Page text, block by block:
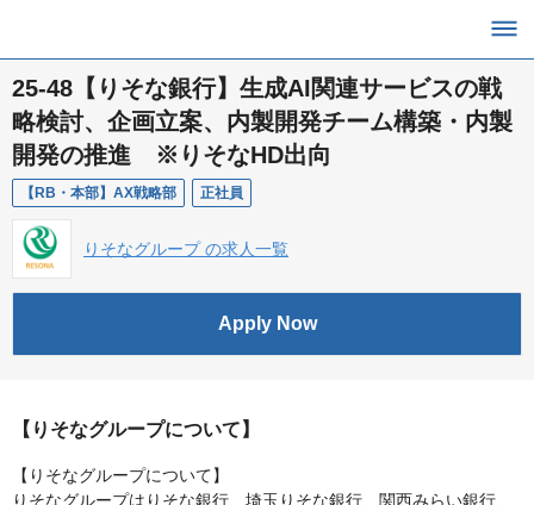
25-48【りそな銀行】生成AI関連サービスの戦
略検討、企画立案、内製開発チーム構築・内製
開発の推進 ※りそなHD出向
【RB・本部】AX戦略部 正社員
りそなグループ の求人一覧
Apply Now
【りそなグループについて】
【りそなグループについて】
りそなグループはりそな銀行、埼玉りそな銀行、関西みらい銀行、